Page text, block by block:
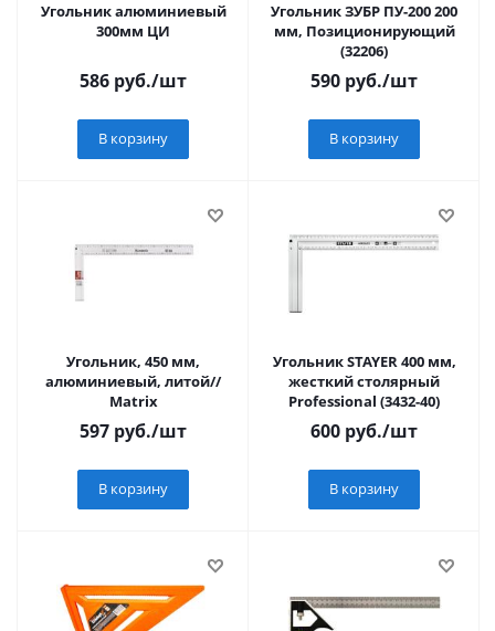
Угольник алюминиевый
300мм ЦИ
586 руб./шт
В корзину
Угольник ЗУБР ПУ-200 200
мм, Позиционирующий
(32206)
590 руб./шт
В корзину
Угольник, 450 мм,
алюминиевый, литой//
Matrix
597 руб./шт
В корзину
Угольник STAYER 400 мм,
жесткий столярный
Professional (3432-40)
600 руб./шт
В корзину